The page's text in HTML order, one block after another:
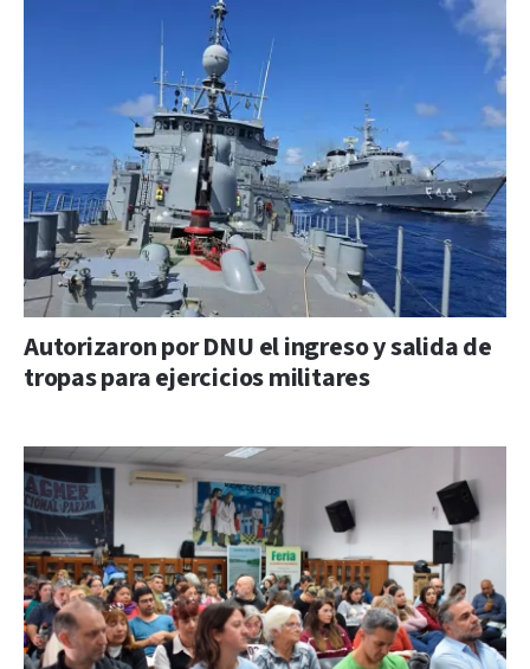
Autorizaron por DNU el ingreso y salida de
tropas para ejercicios militares